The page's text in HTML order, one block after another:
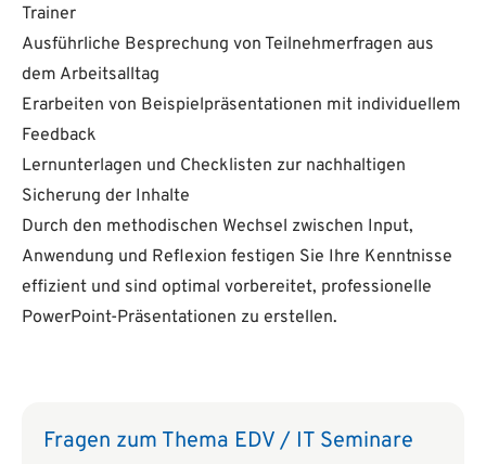
Trainer
Ausführliche Besprechung von Teilnehmerfragen aus
dem Arbeitsalltag
Erarbeiten von Beispielpräsentationen mit individuellem
Feedback
Lernunterlagen und Checklisten zur nachhaltigen
Sicherung der Inhalte
Durch den methodischen Wechsel zwischen Input,
Anwendung und Reflexion festigen Sie Ihre Kenntnisse
effizient und sind optimal vorbereitet, professionelle
PowerPoint-Präsentationen zu erstellen.
Fragen zum Thema EDV / IT Seminare